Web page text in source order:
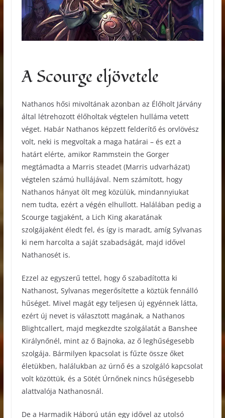
A Scourge eljövetele
Nathanos hősi mivoltának azonban az Élőholt Járvány
által létrehozott élőholtak végtelen hulláma vetett
véget. Habár Nathanos képzett felderítő és orvlövész
volt, neki is megvoltak a maga határai – és ezt a
határt elérte, amikor Rammstein the Gorger
megtámadta a Marris steadet (Marris udvarházat)
végtelen számú hullájával. Nem számított, hogy
Nathanos hányat ölt meg közülük, mindannyiukat
nem tudta, ezért a végén elhullott. Halálában pedig a
Scourge tagjaként, a Lich King akaratának
szolgájaként éledt fel, és így is maradt, amíg Sylvanas
ki nem harcolta a saját szabadságát, majd idővel
Nathanosét is.
Ezzel az egyszerű tettel, hogy ő szabadította ki
Nathanost, Sylvanas megerősítette a köztük fennálló
hűséget. Mivel magát egy teljesen új egyénnek látta,
ezért új nevet is választott magának, a Nathanos
Blightcallert, majd megkezdte szolgálatát a Banshee
Királynőnél, mint az ő Bajnoka, az ő leghűségesebb
szolgája. Bármilyen kpacsolat is fűzte össze őket
életükben, halálukban az úrnő és a szolgáló kapcsolat
volt közöttük, és a Sötét Úrnőnek nincs hűségesebb
alattvalója Nathanosnál.
De a Harmadik Háború után egy idővel az utolsó